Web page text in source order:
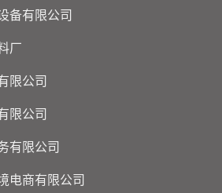
备有限公司
厂
限公司
限公司
有限公司
电商有限公司